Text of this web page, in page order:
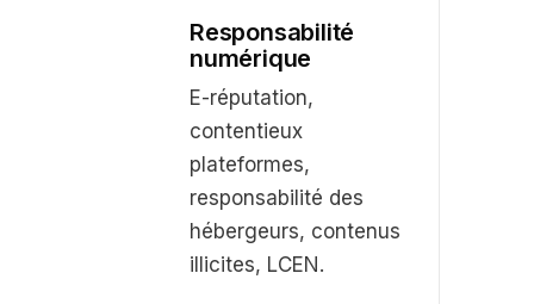
Responsabilité
numérique
E-réputation,
contentieux
plateformes,
responsabilité des
hébergeurs, contenus
illicites, LCEN.